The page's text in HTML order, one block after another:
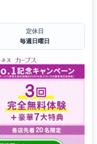
定休日
毎週日曜日